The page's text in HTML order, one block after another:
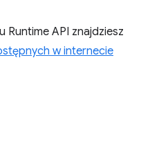
Runtime API znajdziesz
w internecie